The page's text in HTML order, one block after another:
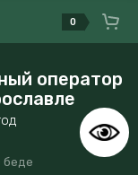
оператор
0
беде